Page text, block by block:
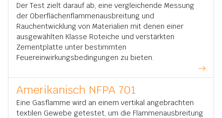
Der Test zielt darauf ab, eine vergleichende Messung
der Oberflächenflammenausbreitung und
Rauchentwicklung von Materialien mit denen einer
ausgewählten Klasse Roteiche und verstärkten
Zementplatte unter bestimmten
Feuereinwirkungsbedingungen zu bieten.
Amerikanisch NFPA 701
Eine Gasflamme wird an einem vertikal angebrachten
textilen Gewebe getestet, um die Flammenausbreitung